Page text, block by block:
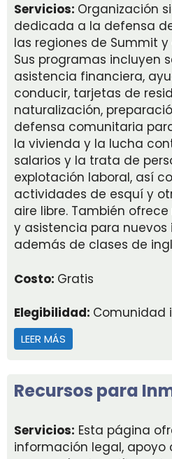
Servicios: Organización
dedicada a la defensa
las regiones de Summit
Sus programas incluyen
asistencia financiera,
conducir, tarjetas de
naturalización,
defensa comunitaria
la vivienda y la lucha
salarios y la trata de
explotación laboral, así
actividades de esquí y
aire libre. También
y asistencia para nuevos
además de clases de
Costo: Gratis
Elegibilidad: Comunidad
LEER MÁS
Recursos para
Servicios: Esta página
información legal, apoyo